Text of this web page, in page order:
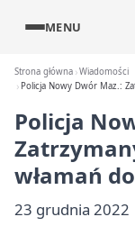
MENU
Strona główna Wiadomości
Policja Nowy Dwór Maz.:
Policja
włamań
23 grudnia 2022